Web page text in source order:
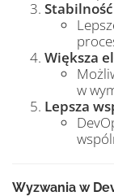
Większa
w
Lepsza
Wyzwania w